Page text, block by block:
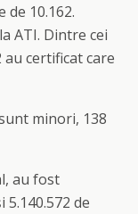
de 10.162.
ATI. Dintre cei
au certificat care
minori, 138
au fost
5.140.572 de